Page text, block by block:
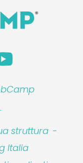
struttura -
Italia